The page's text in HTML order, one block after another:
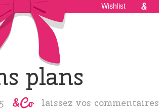
Wishlist
plans
laissez vos commentaires